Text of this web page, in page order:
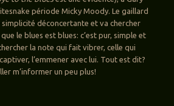
période Micky Moody. Le gaillard
simplicité déconcertante et va chercher
le blues est blues: c’est pur, simple et
la note qui fait vibrer, celle qui
l’emmener avec lui. Tout est dit?
m’informer un peu plus!